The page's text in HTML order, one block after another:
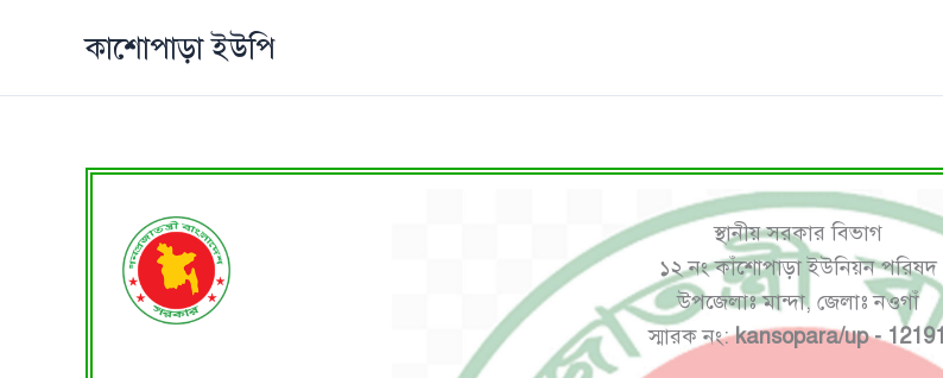
কাশোপাড়া ইউপি
স্থানীয় সরকার বিভাগ
১২ নং কাঁশোপাড়া ইউনিয়ন পরিষদ
উপজেলাঃ মান্দা, জেলাঃ নওগাঁ
স্মারক নং:kansopara/up - 12191